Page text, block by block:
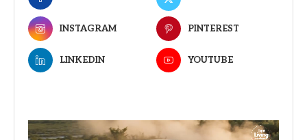
INSTAGRAM PINTEREST
LINKEDIN YOUTUBE
Video